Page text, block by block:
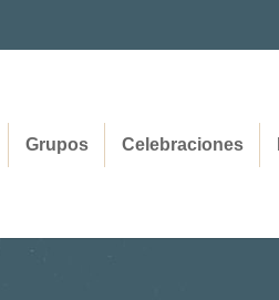
Grupos Celebraciones